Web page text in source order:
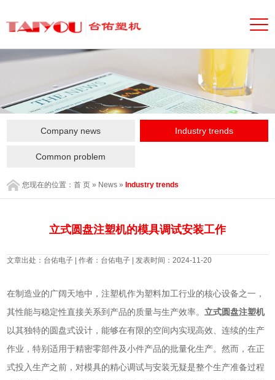
Company news Industry trends
Common problem
您现在的位置：首 页 » News »Industry trends
立式圆盘注塑机的模具调试安装工作
文章出处：台佑电子 | 作者：台佑电子 | 发表时间：2024-11-20
在制造业的广阔天地中，注塑机作为塑料加工行业的核心设备之一，
其性能与稳定性直接关系到产品的质量与生产效率。 立式圆盘注塑机
以其独特的圆盘式设计，能够在有限的空间内实现高效、连续的生产
作业，特别适用于精密零部件及小件产品的批量化生产。然而，在正
式投入生产之前，对模具的精心调试与安装无疑是整个生产准备过程